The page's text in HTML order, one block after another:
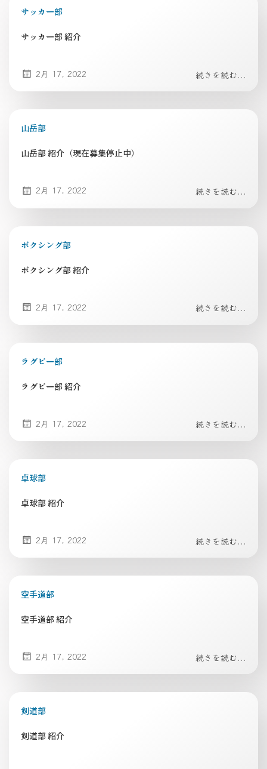
サッカー部
サッカー部 紹介
2月 17, 2022 続きを読む...
山岳部
山岳部 紹介（現在募集停止中）
2月 17, 2022 続きを読む...
ボクシング部
ボクシング部 紹介
2月 17, 2022 続きを読む...
ラグビー部
ラグビー部 紹介
2月 17, 2022 続きを読む...
卓球部
卓球部 紹介
2月 17, 2022 続きを読む...
空手道部
空手道部 紹介
2月 17, 2022 続きを読む...
剣道部
剣道部 紹介